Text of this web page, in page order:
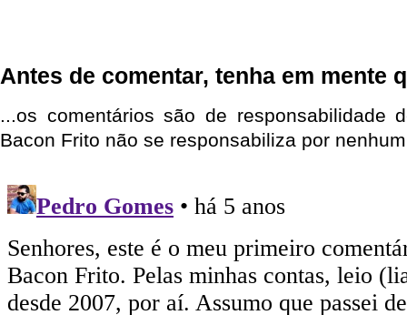
Antes de comentar, tenha em mente
...os comentários são de responsabilidade
Bacon Frito não se responsabiliza por